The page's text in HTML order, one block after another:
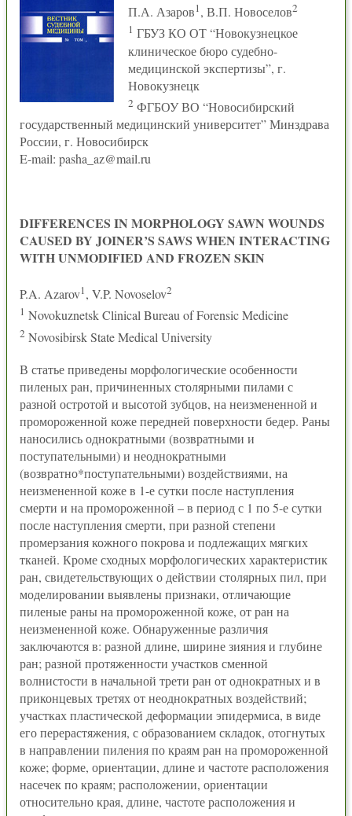
П.А. Азаров1, В.П. Новоселов2
1 ГБУЗ КО ОТ “Новокузнецкое
клиническое бюро судебно-
медицинской экспертизы”, г.
Новокузнецк
2 ФГБОУ ВО “Новосибирский
государственный медицинский университет” Минздрава
России, г. Новосибирск
E-mail: pasha_az@mail.ru
DIFFERENCES IN MORPHOLOGY SAWN WOUNDS
CAUSED BY JOINER’S SAWS WHEN INTERACTING
WITH UNMODIFIED AND FROZEN SKIN
P.A. Azarov1, V.P. Novoselov2
1 Novokuznetsk Clinical Bureau of Forensic Medicine
2 Novosibirsk State Medical University
В статье приведены морфологические особенности
пиленых ран, причиненных столярными пилами с
разной остротой и высотой зубцов, на неизмененной и
промороженной коже передней поверхности бедер. Раны
наносились однократными (возвратными и
поступательными) и неоднократными
(возвратно*поступательными) воздействиями, на
неизмененной коже в 1-е сутки после наступления
смерти и на промороженной – в период с 1 по 5-е сутки
после наступления смерти, при разной степени
промерзания кожного покрова и подлежащих мягких
тканей. Кроме сходных морфологических характеристик
ран, свидетельствующих о действии столярных пил, при
моделировании выявлены признаки, отличающие
пиленые раны на промороженной коже, от ран на
неизмененной коже. Обнаруженные различия
заключаются в: разной длине, ширине зияния и глубине
ран; разной протяженности участков сменной
волнистости в начальной трети ран от однократных и в
приконцевых третях от неоднократных воздействий;
участках пластической деформации эпидермиса, в виде
его перерастяжения, с образованием складок, отогнутых
в направлении пиления по краям ран на промороженной
коже; форме, ориентации, длине и частоте расположения
насечек по краям; расположении, ориентации
относительно края, длине, частоте расположения и